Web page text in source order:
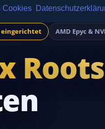
Cookiesob deine Domain noch
REGISTRIEREN
DOMAIN TRANSFERIEREN
Dein eigener
Speicher!
Dein eigener
NVMe
eingerichtet AMD Epyc &